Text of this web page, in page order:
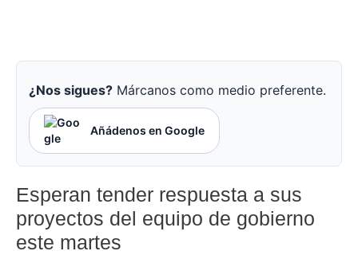
¿Nos sigues? Márcanos como medio preferente.
Añádenos en Google
Esperan tender respuesta a sus
proyectos del equipo de gobierno
este martes